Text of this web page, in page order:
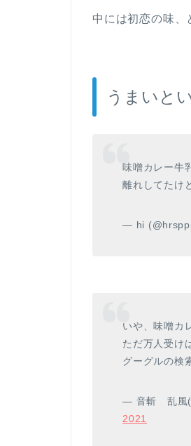
中には初恋の味、
うまいと
味噌カレー牛
離れしてたけ
— hi
いや、味噌カ
ただ万人受け
グーグルの検
— 音斬 乱風
2021